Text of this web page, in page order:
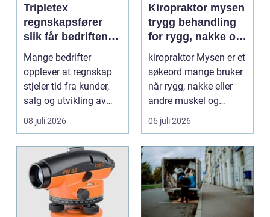
Tripletex
regnskapsfører
slik får bedriften
mer ut av
regnskapet
Mange bedrifter
opplever at regnskap
stjeler tid fra kunder,
salg og utvikling av
virksomheten. Samt...
08 juli 2026
Kiropraktor mysen
trygg behandling
for rygg, nakke og
ledd
kiropraktor Mysen er et
søkeord mange bruker
når rygg, nakke eller
andre muskel og
leddplager begynn...
06 juli 2026